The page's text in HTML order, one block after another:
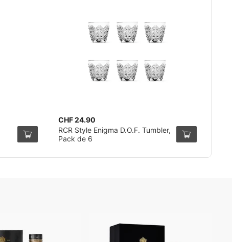
CHF 24.90
RCR Style Enigma D.O.F. Tumbler,
Pack de 6